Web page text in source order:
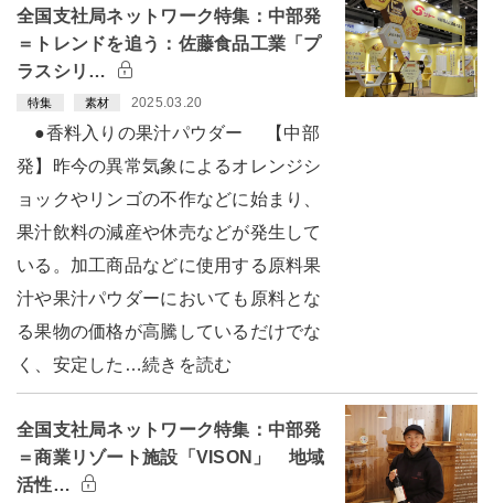
全国支社局ネットワーク特集：中部発
＝トレンドを追う：佐藤食品工業「プ
ラスシリ…
特集 素材 2025.03.20
●香料入りの果汁パウダー 【中部
発】昨今の異常気象によるオレンジシ
ョックやリンゴの不作などに始まり、
果汁飲料の減産や休売などが発生して
いる。加工商品などに使用する原料果
汁や果汁パウダーにおいても原料とな
る果物の価格が高騰しているだけでな
く、安定した…続きを読む
全国支社局ネットワーク特集：中部発
＝商業リゾート施設「VISON」 地域
活性…